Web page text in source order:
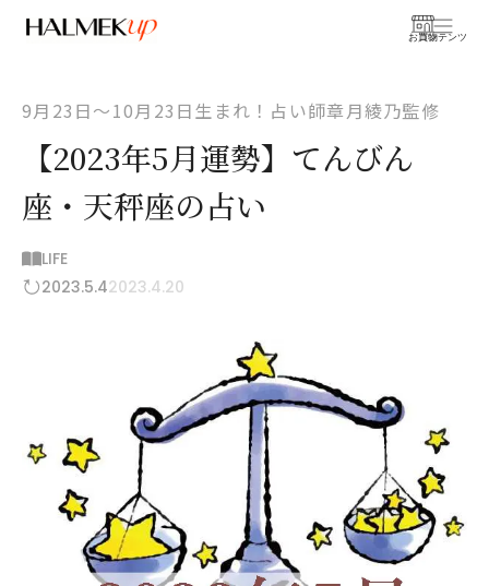
お買物
コンテンツ
9月23日〜10月23日生まれ！占い師章月綾乃監修
【2023年5月運勢】てんびん
座・天秤座の占い
LIFE
2023.5.42023.4.20